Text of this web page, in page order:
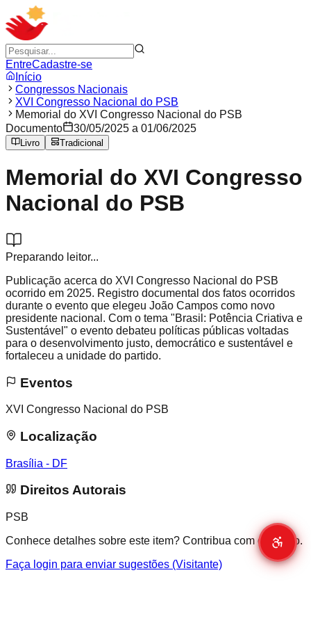
EntreCadastre-se
Início
Congressos Nacionais
XVI Congresso Nacional do PSB
Memorial do XVI Congresso Nacional do PSB
Documento
30/05/2025 a 01/06/2025
Livro Tradicional
Memorial do XVI Congresso
Nacional do PSB
Preparando leitor...
Publicação acerca do XVI Congresso Nacional do PSB
ocorrido em 2025. Registro documental dos fatos ocorridos
durante o evento que elegeu João Campos como novo
presidente nacional. Com o tema "Brasil: Potência Criativa e
Sustentável" o evento debateu políticas públicas voltadas
para o desenvolvimento justo, democrático e sustentável e
fortaleceu a unidade do partido.
Eventos
XVI Congresso Nacional do PSB
Localização
Brasília - DF
Direitos Autorais
PSB
Conhece detalhes sobre este item? Contribua com o acervo.
Faça login para enviar sugestões (Visitante)